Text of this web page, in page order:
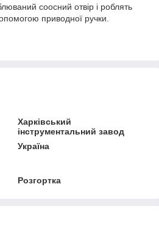
соосний отвір і роблять
приводної ручки.
Харківський
інструментальний завод
Україна
Розгортка